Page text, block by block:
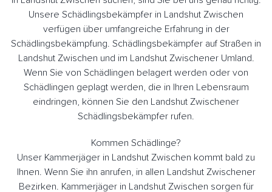
Unsere Schädlingsbekämpfer in Landshut Zwischen
verfügen über umfangreiche Erfahrung in der
Schädlingsbekämpfung. Schädlingsbekämpfer auf Straßen in
Landshut Zwischen und im Landshut Zwischener Umland.
Wenn Sie von Schädlingen belagert werden oder von
Schädlingen geplagt werden, die in Ihren Lebensraum
eindringen, können Sie den Landshut Zwischener
Schädlingsbekämpfer rufen.
Kommen Schädlinge?
Unser Kammerjäger in Landshut Zwischen kommt bald zu
Ihnen. Wenn Sie ihn anrufen, in allen Landshut Zwischener
Bezirken. Kammerjäger in Landshut Zwischen sorgen für